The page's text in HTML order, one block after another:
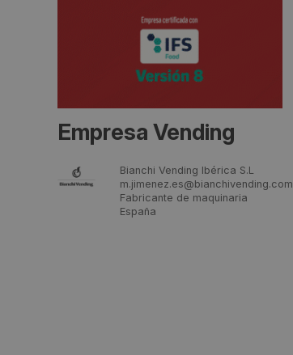
Empresa Vending
Bianchi Vending Ibérica S.L
m.jimenez.es@bianchivending.com
Fabricante de maquinaria
España